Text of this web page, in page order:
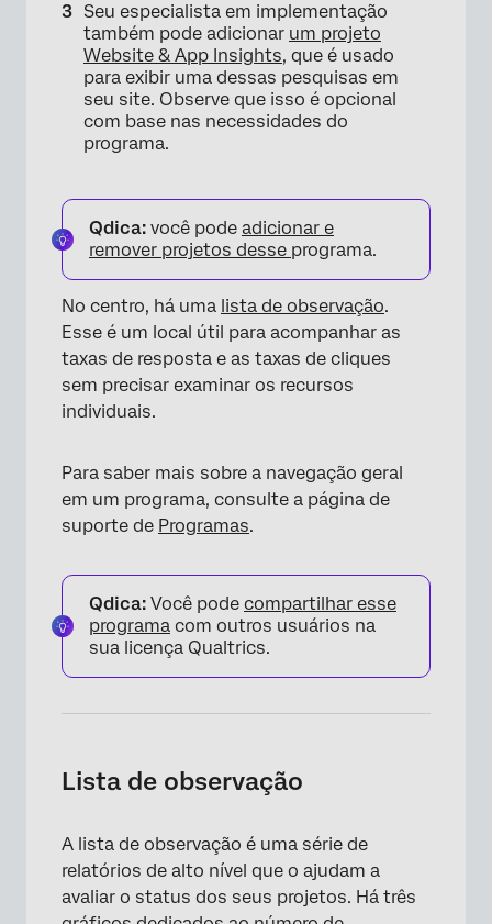
×
Seu especialista em implementação
também pode adicionar um projeto
Website & App Insights, que é usado
para exibir uma dessas pesquisas em
seu site. Observe que isso é opcional
com base nas necessidades do
programa.
Qdica: você pode adicionar e
remover projetos desse programa.
No centro, há uma lista de observação.
Esse é um local útil para acompanhar as
taxas de resposta e as taxas de cliques
sem precisar examinar os recursos
individuais.
Para saber mais sobre a navegação geral
em um programa, consulte a página de
suporte de Programas.
Qdica: Você pode compartilhar esse
programa com outros usuários na
sua licença Qualtrics.
Lista de observação
A lista de observação é uma série de
relatórios de alto nível que o ajudam a
avaliar o status dos seus projetos. Há três